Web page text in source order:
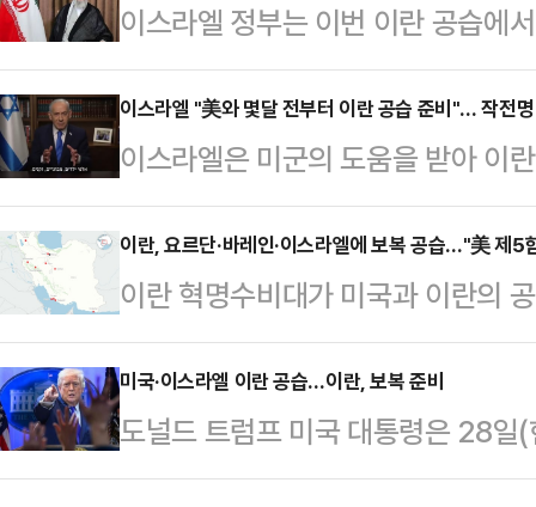
이스라엘 정부는 이번 이란 공습에
마수드 페제시키안 대통령에 대한
타임스오브이스라엘(TOI)에 따르
지시간) 오전 이스라엘군의 공습이
령, 또 이란 혁명수비대 고위 지휘
그러면서 "암살 시도의 성공 여부
전체적으로 매우 성공적이다. 우리
을 완전히 무력화했다"고 주장…
이스라엘 "美와 몇달 전부터 이란 공습 준비"… 작전
이스라엘은 미군의 도움을 받아 이
발표했다.로이터통신에 따르면 이
"이스라엘과 미국은 이란의 테러정
가한 조직을 제거하기 위해 광범위
해 6월 핵시설을 공습 받은 뒤에도
구했다. 이스라엘 접경지의 대리 세
과 전세계에 위험을 키웠다"고 비
과 함께 이 작전을 준비…
이란, 요르단·바레인·이스라엘에 보복 공습…"美 제5
이란 혁명수비대가 미국과 이란의
등을 향해 미사일을 발사했다고
내무부는 이날 자국민에게 외출을
의 긴급 방송을 내보냈다. 내무부는
안내가 있을 때까지 실내에 머물러
미국·이스라엘 이란 공습…이란, 보복 준비
도널드 트럼프 미국 대통령은 28일
고 밝혔다.트럼프 대통령은 이날 소